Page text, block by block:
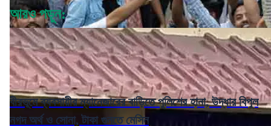
আরও পড়ুন:
বীরভূমে ব্যবসায়ীর ম্যানেজারের বাড়িতে পুলিশের হানা, উদ্ধার বিপুল
নগদ অর্থ ও সোনা, টাকা গুনতে মেসিন